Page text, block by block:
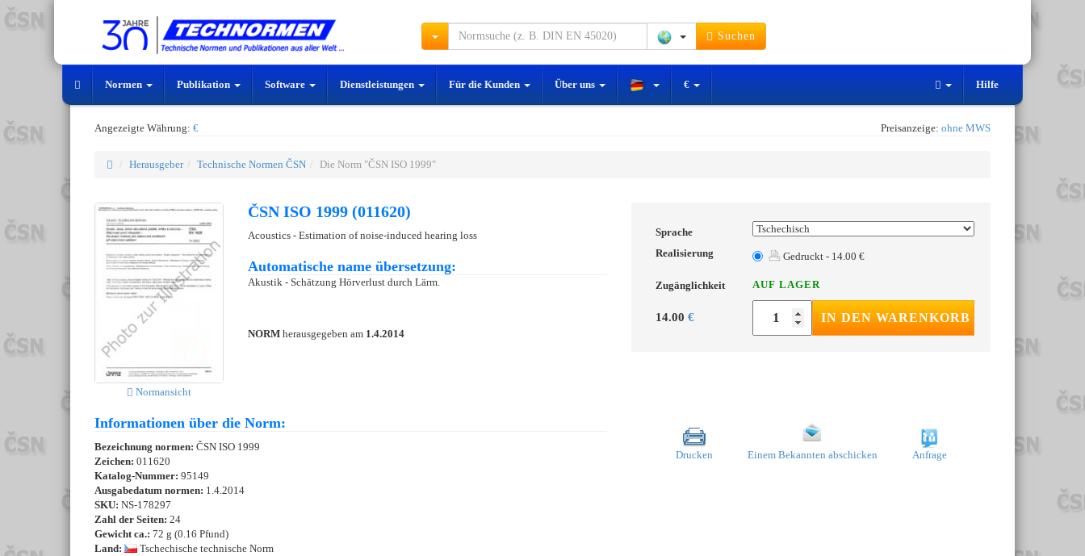
Suchen
Normen Publikation Software Dienstleistungen Für die Kunden Über uns € Hilfe
Angezeigte Währung: € Preisanzeige: ohne MWS
Herausgeber Technische Normen ČSN Die Norm "ČSN ISO 1999"
Normansicht
ČSN ISO 1999 (011620)
Acoustics - Estimation of noise-induced hearing loss
Automatische name übersetzung:
Akustik - Schätzung Hörverlust durch Lärm.
NORM herausgegeben am 1.4.2014
Sprache
Realisierung
Gedruckt - 14.00 €
Zugänglichkeit AUF LAGER
14.00 € IN DEN WARENKORB
Informationen über die Norm:
Bezeichnung normen: ČSN ISO 1999
Zeichen: 011620
Katalog-Nummer: 95149
Ausgabedatum normen: 1.4.2014
SKU: NS-178297
Zahl der Seiten: 24
Gewicht ca.: 72 g (0.16 Pfund)
Land:
Tschechische technische Norm
Drucken Einem Bekannten abschicken Anfrage